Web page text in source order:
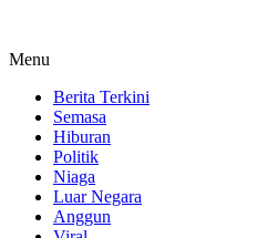
Menu
Berita Terkini
Semasa
Hiburan
Politik
Niaga
Luar Negara
Anggun